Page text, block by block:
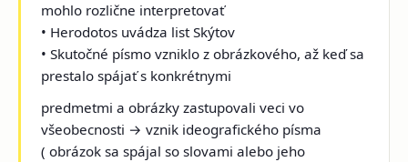
mohlo rozlične interpretovať
• Herodotos uvádza list Skýtov
• Skutočné písmo vzniklo z obrázkového, až keď sa
prestalo spájať s konkrétnymi
predmetmi a obrázky zastupovali veci vo
všeobecnosti → vznik ideografického písma
( obrázok sa spájal so slovami alebo jeho